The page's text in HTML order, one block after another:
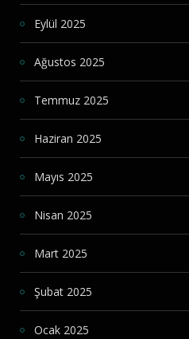
Eylül 2025
Ağustos 2025
Temmuz 2025
Haziran 2025
Mayıs 2025
Nisan 2025
Mart 2025
Şubat 2025
Ocak 2025